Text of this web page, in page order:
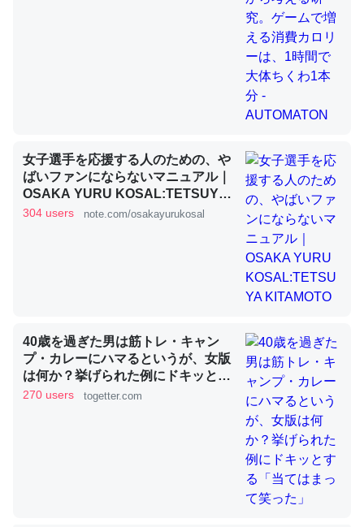
論文では「淡水はカルシウムも酸素も不足してて両方に不
利だから両方が拮抗してるのでは」とあって面白い。海に
いる鋏角類（カブトガニ・ウミグモ）はカルシウムを使わ
ずキチンを強化してる筈だが、酵素が違うのか？
─ニュース :: 【研究発表】昆虫学の大問題＝「昆虫はなぜ海にいな
これを元に考えるとカルシウムを大量に使う脊椎動物と貝
類は苦労してるんだな…。腹足類だと殻を無くしてナメク
─ニュース :: 【研究発表】昆虫学の大問題＝「昆虫はなぜ海にいな
ウチもEchoを実家に置いて４年。でたまに覗いてる。ぼ
ちぼちRingも置こうかと画策中。あと、Googleマップで
位置情報を共有してる。電池残量や充電中かが分かるので
─たまにLINEするくらいだった遠方の父67歳と僕。ITツール導入で
コミュニケーションが劇的に変化した｜tayorini by LIFULL介護
女子選手を応援する人のための、や
ばいファンにならないマニュアル｜
OSAKA YURU KOSAL:TETSUYA
KITAMOTO
304 users note.com/osakayurukosal
40歳を過ぎた男は筋トレ・キャン
プ・カレーにハマるというが、女版
は何か？挙げられた例にドキッとす
る「当てはまって笑った」
270 users togetter.com